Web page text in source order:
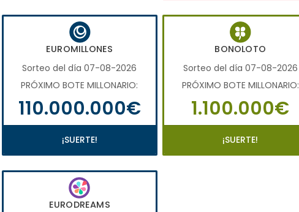
EUROMILLONES
Sorteo del día 07-08-2026
PRÓXIMO BOTE MILLONARIO:
110.000.000€
¡SUERTE!
BONOLOTO
Sorteo del día 07-08-2026
PRÓXIMO BOTE MILLONARIO:
1.100.000€
¡SUERTE!
EURODREAMS